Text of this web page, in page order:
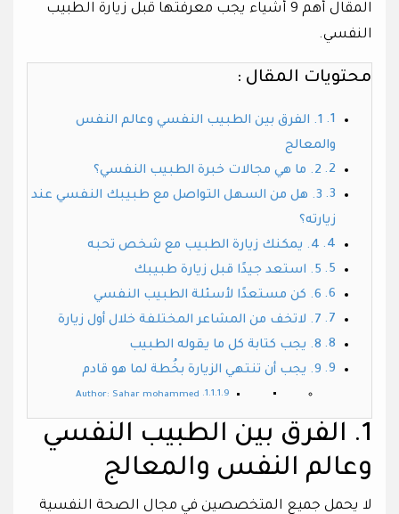
المقال أهم 9 أشياء يجب معرفتها قبل زيارة الطبيب
النفسي.
محتويات المقال :
1. الفرق بين الطبيب النفسي وعالم النفس
والمعالج
2. ما هي مجالات خبرة الطبيب النفسي؟
3. هل من السهل التواصل مع طبيبك النفسي عند
زيارته؟
4. يمكنك زيارة الطبيب مع شخص تحبه
5. استعد جيدًا قبل زيارة طبيبك
6. كن مستعدًا لأسئلة الطبيب النفسي
7. لاتخف من المشاعر المختلفة خلال أول زيارة
8. يجب كتابة كل ما يقوله الطبيب
9. يجب أن تنتهي الزيارة بخُطة لما هو قادم
Author: Sahar mohammed
1. الفرق بين الطبيب النفسي
وعالم النفس والمعالج
لا يحمل جميع المتخصصين في مجال الصحة النفسية